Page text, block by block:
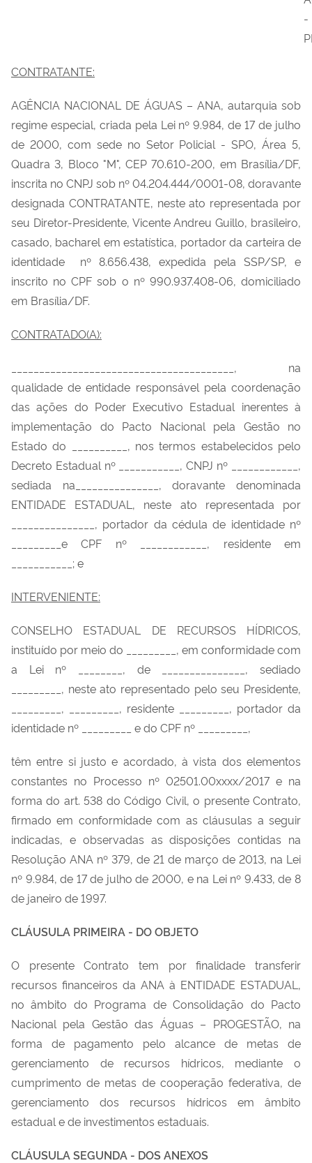
-
CONTRATANTE:
AGÊNCIA NACIONAL DE ÁGUAS – ANA, autarquia sob
regime especial, criada pela Lei nº 9.984, de 17 de julho
de 2000, com sede no Setor Policial - SPO, Área 5,
Quadra 3, Bloco "M", CEP 70.610-200, em Brasília/DF,
inscrita no CNPJ sob nº 04.204.444/0001-08, doravante
designada CONTRATANTE, neste ato representada por
seu Diretor-Presidente, Vicente Andreu Guillo, brasileiro,
casado, bacharel em estatística, portador da carteira de
identidade nº 8.656.438, expedida pela SSP/SP, e
inscrito no CPF sob o nº 990.937.408-06, domiciliado
em Brasília/DF.
CONTRATADO(A):
________________________________________, na
qualidade de entidade responsável pela coordenação
das ações do Poder Executivo Estadual inerentes à
implementação do Pacto Nacional pela Gestão no
Estado do __________, nos termos estabelecidos pelo
Decreto Estadual nº ___________, CNPJ nº ____________,
sediada na_______________, doravante denominada
ENTIDADE ESTADUAL, neste ato representada por
_______________, portador da cédula de identidade nº
_________e CPF nº ____________, residente em
___________; e
INTERVENIENTE:
CONSELHO ESTADUAL DE RECURSOS HÍDRICOS,
instituído por meio do _________, em conformidade com
a Lei nº ________, de _______________, sediado
_________, neste ato representado pelo seu Presidente,
_________, _________, residente _________, portador da
identidade nº _________ e do CPF nº _________,
têm entre si justo e acordado, à vista dos elementos
constantes no Processo nº 02501.00xxxx/2017 e na
forma do art. 538 do Código Civil, o presente Contrato,
firmado em conformidade com as cláusulas a seguir
indicadas, e observadas as disposições contidas na
Resolução ANA nº 379, de 21 de março de 2013, na Lei
nº 9.984, de 17 de julho de 2000, e na Lei nº 9.433, de 8
de janeiro de 1997.
CLÁUSULA PRIMEIRA - DO OBJETO
O presente Contrato tem por finalidade transferir
recursos financeiros da ANA à ENTIDADE ESTADUAL,
no âmbito do Programa de Consolidação do Pacto
Nacional pela Gestão das Águas – PROGESTÃO, na
forma de pagamento pelo alcance de metas de
gerenciamento de recursos hídricos, mediante o
cumprimento de metas de cooperação federativa, de
gerenciamento dos recursos hídricos em âmbito
estadual e de investimentos estaduais.
CLÁUSULA SEGUNDA - DOS ANEXOS